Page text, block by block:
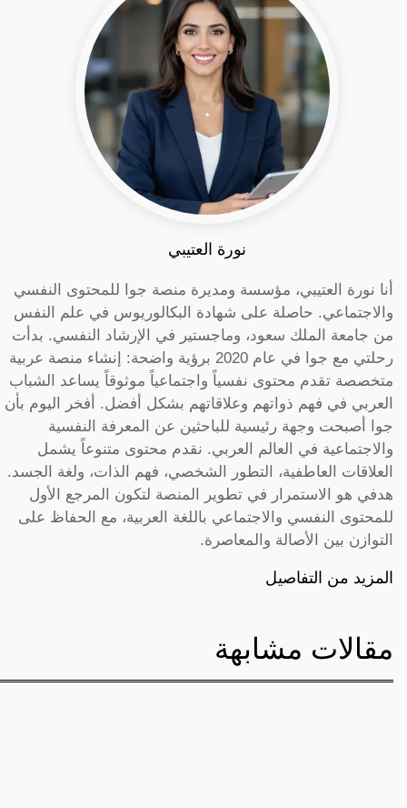
نورة العتيبي
أنا نورة العتيبي، مؤسسة ومديرة منصة جوا للمحتوى النفسي
والاجتماعي. حاصلة على شهادة البكالوريوس في علم النفس
من جامعة الملك سعود، وماجستير في الإرشاد النفسي. بدأت
رحلتي مع جوا في عام 2020 برؤية واضحة: إنشاء منصة عربية
متخصصة تقدم محتوى نفسياً واجتماعياً موثوقاً يساعد الشباب
العربي في فهم ذواتهم وعلاقاتهم بشكل أفضل. أفخر اليوم بأن
جوا أصبحت وجهة رئيسية للباحثين عن المعرفة النفسية
والاجتماعية في العالم العربي. نقدم محتوى متنوعاً يشمل
العلاقات العاطفية، التطور الشخصي، فهم الذات، ولغة الجسد.
هدفي هو الاستمرار في تطوير المنصة لتكون المرجع الأول
للمحتوى النفسي والاجتماعي باللغة العربية، مع الحفاظ على
التوازن بين الأصالة والمعاصرة.
المزيد من التفاصيل
مقالات مشابهة